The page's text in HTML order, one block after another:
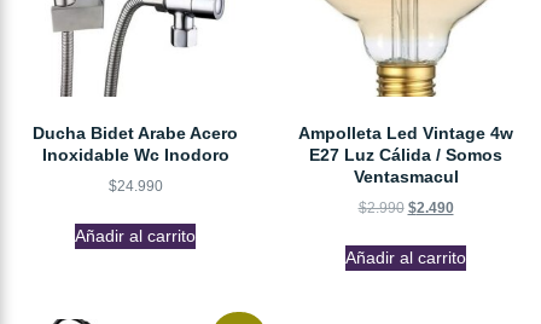
Ducha Bidet Arabe Acero
Inoxidable Wc Inodoro
$24.990
Añadir al carrito
Ampolleta Led Vintage 4w
E27 Luz Cálida / Somos
Ventasmacul
$2.990 $2.490
Añadir al carrito